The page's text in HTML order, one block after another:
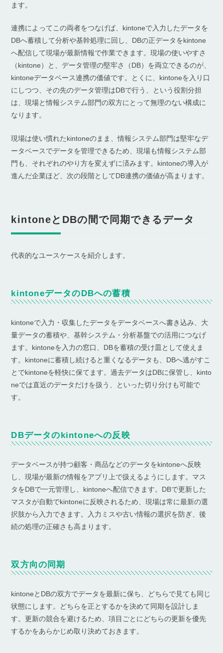
ます。
連携によってこの両者をつなげば、kintoneで入力したデータを
DBへ蓄積して分析や基幹処理に回し、DBの正データをkintone
へ配信して現場が最新情報で作業できます。現場の使いやすさ
（kintone）と、データ管理の堅牢さ（DB）を両立できるのが、
kintoneデータベース連携の価値です。とくに、kintoneを入り口
にしつつ、その先のデータ管理はDBで行う、という役割分担
は、現場と情報システム部門の双方にとって無理のない構成に
なります。
現場は使い慣れたkintoneのまま、情報システム部門は堅牢なデ
ータベースでデータを管理できるため、現場も情報システム部
門も、それぞれのやり方を変えずに済みます。kintoneの導入が
進んだ企業ほど、次の段階としてDB連携の価値が高まります。
kintoneとDBの間で同期できるデータ
代表的なユースケースを紹介します。
kintoneデータのDBへの蓄積
kintoneで入力・収集したデータをデータベースへ書き込み、大
量データの蓄積や、基幹システム・分析基盤での活用につなげ
ます。kintoneを入力の窓口、DBを蓄積の受け皿として使えま
す。kintoneに蓄積し続けると重くなるデータも、DBへ逃がすこ
とでkintoneを軽快に保てます。過去データはDBに保管し、kinto
neでは直近のデータだけを扱う、といった切り分けも可能で
す。
DBデータのkintoneへの反映
データベースが持つ顧客・商品などのデータをkintoneへ反映
し、現場が最新の情報をアプリ上で扱えるようにします。マス
タをDBで一元管理し、kintoneへ配信できます。DBで更新した
マスタが自動でkintoneに反映されるため、現場は常に最新の選
択肢から入力できます。入力ミスや古い情報の選択を防ぎ、後
続の処理の正確さも高まります。
双方向の同期
kintoneとDBの双方でデータを最新に保ち、どちらで見ても同じ
状態にします。どちらを正とするかを決めて同期を設計しま
す。更新の競合を避けるため、項目ごとにどちらの更新を優先
するかをあらかじめ取り決めておきます。